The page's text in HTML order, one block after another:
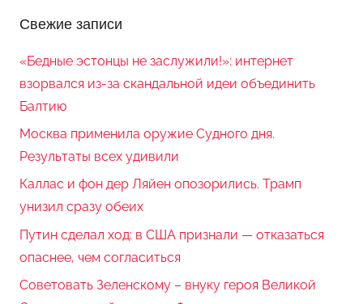
Свежие записи
«Бедные эстонцы не заслужили!»: интернет
взорвался из-за скандальной идеи объединить
Балтию
Москва применила оружие Судного дня.
Результаты всех удивили
Каллас и фон дер Ляйен опозорились. Трамп
унизил сразу обеих
Путин сделал ход: в США признали — отказаться
опаснее, чем согласиться
Советовать Зеленскому – внуку героя Великой